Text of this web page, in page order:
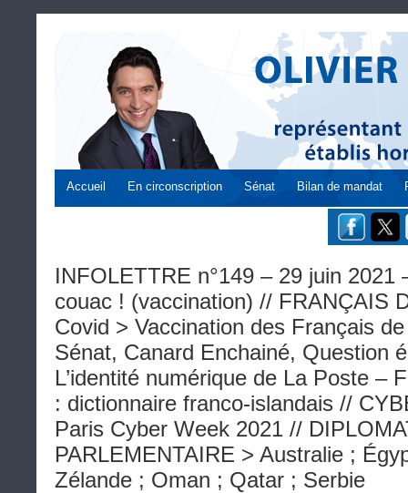
Accueil En circonscription Sénat Bilan de mandat
INFOLETTRE n°149 – 29 juin
couac ! (vaccination) // FRANÇAIS
Covid > Vaccination des Français
Sénat, Canard Enchainé, Question
L’identité numérique de La Poste –
: dictionnaire franco-islandais //
Paris Cyber Week 2021 //
PARLEMENTAIRE > Australie ;
Zélande ; Oman ; Qatar ; Serbie